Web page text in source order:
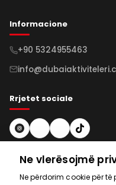
Informacione
+90 5324955463
Rrjetet sociale
Abonohu në buletinin
Ne vlerësojmë
Ne përdorim cookie për